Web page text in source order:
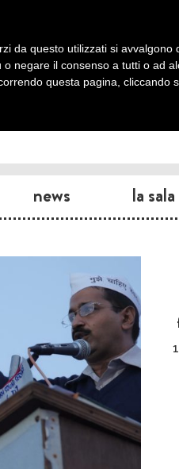
news la sala
da questo utilizzati si
o negare il consenso a tutti o ad
questa pagina, cliccando